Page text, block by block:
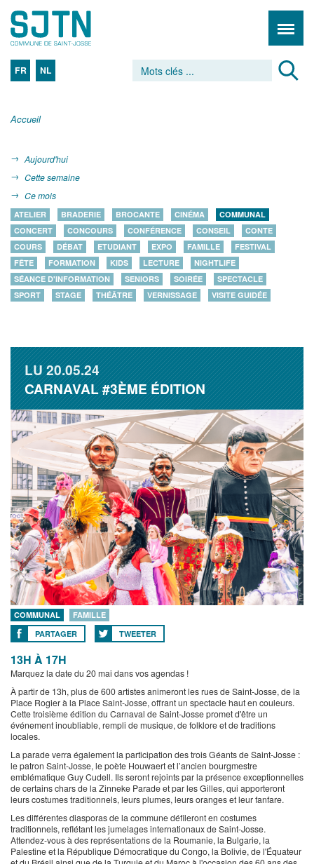
FR NL
Accueil
Aujourd'hui
Cette semaine
Ce mois
ATELIER BRADERIE BROCANTE CINÉMA
COMMUNAL
CONCERT
CONCOURS CONFÉRENCE CONSEIL
CONTE
COURS
DÉBAT ETUDIANT EXPO FAMILLE
FESTIVAL
FÊTE
FORMATION KIDS LECTURE
NIGHTLIFE
SÉANCE D'INFORMATION
SENIORS SOIRÉE
SPECTACLE
SPORT
STAGE THÉÂTRE VERNISSAGE VISITE GUIDÉE
LU20.05.24
CARNAVAL #3ÈME ÉDITION
COMMUNAL
FAMILLE
PARTAGER
TWEETER
13H À 17H
Marquez la date du 20 mai dans vos agendas !
À partir de 13h, plus de 600 artistes animeront les rues de Saint-Josse, de la
Place Rogier à la Place Saint-Josse, offrant un spectacle haut en couleurs.
Cette troisième édition du Carnaval de Saint-Josse promet d'être un
événement inoubliable, rempli de musique, de folklore et de traditions
locales.
La parade verra également la participation des trois Géants de Saint-Josse :
le patron Saint-Josse, le poète Houwaert et l’ancien bourgmestre
emblématique Guy Cudell. Ils seront rejoints par la présence exceptionnelles
de certains chars de la Zinneke Parade et par les Gilles, qui apporteront
leurs costumes traditionnels, leurs plumes, leurs oranges et leur fanfare.
Les différentes diasporas de la commune défileront en costumes
traditionnels, reflétant les jumelages internationaux de Saint-Josse.
Attendez-vous à des représentations de la Roumanie, la Bulgarie, la
Palestine et la République Démocratique du Congo, la Bolivie, de l'Équateur